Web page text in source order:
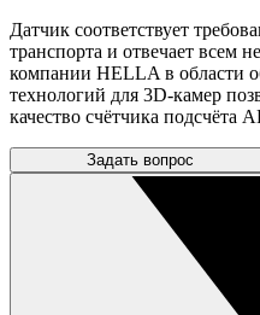
Датчик соответствует
транспорта и отвечает всем
компании HELLA в области
технологий для 3D-камер
качество счётчика подсчёта
Задать вопрос